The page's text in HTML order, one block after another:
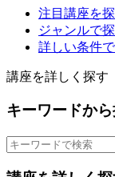
注目講座を
ジャンルで
詳しい条件
講座を詳しく探す
キーワードか